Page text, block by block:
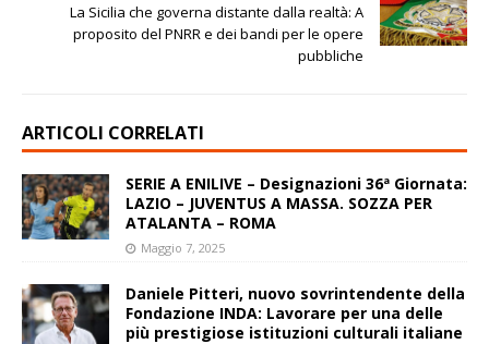
La Sicilia che governa distante dalla realtà: A
proposito del PNRR e dei bandi per le opere
pubbliche
ARTICOLI CORRELATI
SERIE A ENILIVE – Designazioni 36ª Giornata:
LAZIO – JUVENTUS A MASSA. SOZZA PER
ATALANTA – ROMA
Maggio 7, 2025
Daniele Pitteri, nuovo sovrintendente della
Fondazione INDA: Lavorare per una delle
più prestigiose istituzioni culturali italiane